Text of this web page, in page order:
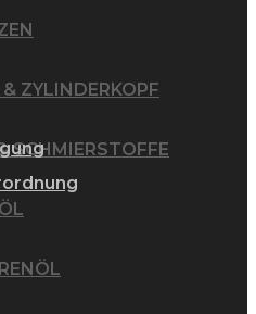
ZYLINDERKOPF
SCHMIERSTOFFE